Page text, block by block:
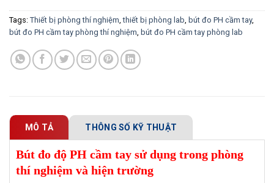
Tags: Thiết bị phòng thí nghiệm ,thiết bị phòng lab bút đo PH cầm tay,
bút đo PH cầm tay phòng thí nghiệm bút đo PH cầm tay phòng lab
MÔ TẢ THÔNG SỐ KỸ THUẬT
Bút đo độ PH cầm tay sử dụng trong phòng
thí nghiệm và hiện trường